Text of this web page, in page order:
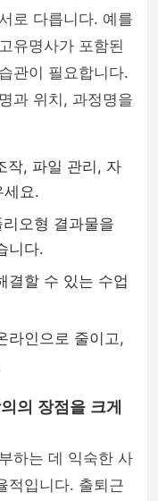
로 다릅니다. 예를
유명사가 포함된
관이 필요합니다.
과 위치, 과정명을
작, 파일 관리, 자
세요.
오형 결과물을
니다.
결할 수 있는 수업
라인으로 줄이고,
의 장점을 크게
하는 데 익숙한 사
적입니다. 출퇴근